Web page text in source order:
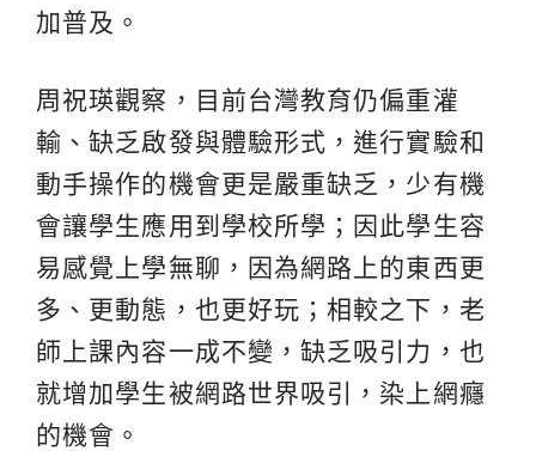
加普及。
周祝瑛觀察，目前台灣教育仍偏重灌
輸、缺乏啟發與體驗形式，進行實驗和
動手操作的機會更是嚴重缺乏，少有機
會讓學生應用到學校所學；因此學生容
易感覺上學無聊，因為網路上的東西更
多、更動態，也更好玩；相較之下，老
師上課內容一成不變，缺乏吸引力，也
就增加學生被網路世界吸引，染上網癮
的機會。